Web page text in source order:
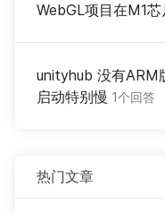
WebGL项目在M1
unityhub 没有ARM
启动特别慢 1个回答
热门文章